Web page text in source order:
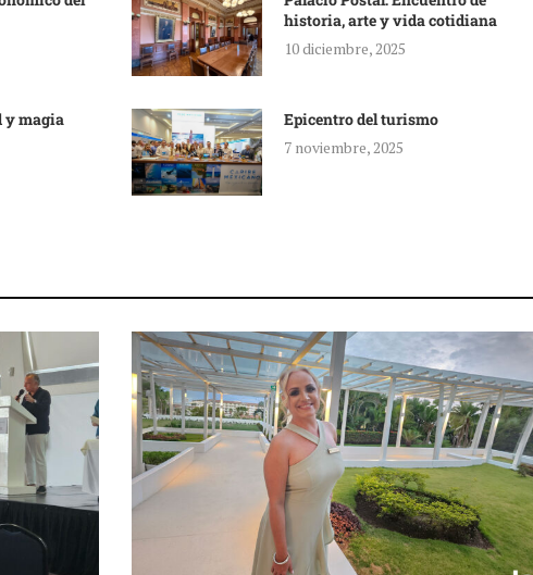
historia, arte y vida cotidiana
10 diciembre, 2025
y magia
Epicentro del turismo
7 noviembre, 2025